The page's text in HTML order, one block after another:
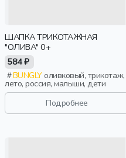
ШАПКА ТРИКОТАЖНАЯ
"ОЛИВА" 0+
584 ₽
BUNGLYоливковый, трикотаж,
лето, россия, малыши, дети
Подробнее